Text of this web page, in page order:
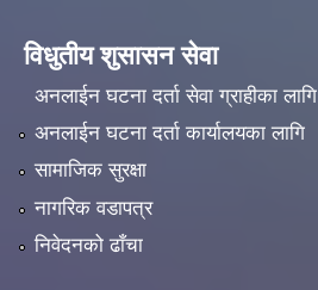
विधुतीय शुसासन सेवा
अनलाईन घटना दर्ता सेवा ग्राहीका लागि
अनलाईन घटना दर्ता कार्यालयका लागि
सामाजिक सुरक्षा
नागरिक वडापत्र
निवेदनको ढाँचा